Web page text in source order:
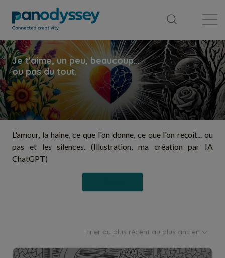
L'amour, la haine, ce que l'on donne, ce que l'on reçoit... ou
pas et les silences. (Illustration, ma création par IA
ChatGPT)
Trier du plus récent au plus ancien